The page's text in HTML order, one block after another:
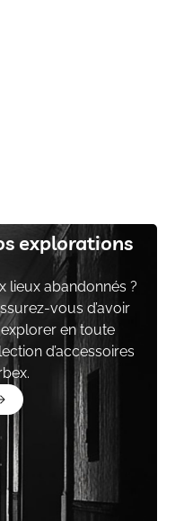
explorations
lieux abandonnés ?
vous d’avoir
en toute
d’accessoires